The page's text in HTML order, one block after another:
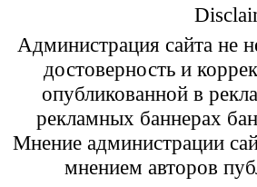
Администрация сайта не
достоверность и
опубликованной в
рекламных баннерах
Мнение администрации
мнением авторов